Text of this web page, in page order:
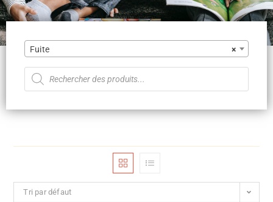
×
Fuite
Tri par défaut